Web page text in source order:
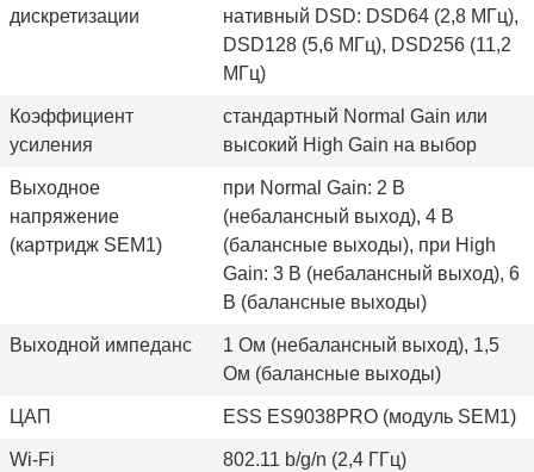
дискретизации
нативный DSD: DSD64 (2,8 МГц),
DSD128 (5,6 МГц), DSD256 (11,2
МГц)
Коэффициент
усиления
стандартный Normal Gain или
высокий High Gain на выбор
Выходное
напряжение
(картридж SEM1)
при Normal Gain: 2 В
(небалансный выход), 4 В
(балансные выходы), при High
Gain: 3 В (небалансный выход), 6
В (балансные выходы)
Выходной импеданс
1 Ом (небалансный выход), 1,5
Ом (балансные выходы)
ЦАП ESS ES9038PRO (модуль SEM1)
Wi-Fi 802.11 b/g/n (2,4 ГГц)